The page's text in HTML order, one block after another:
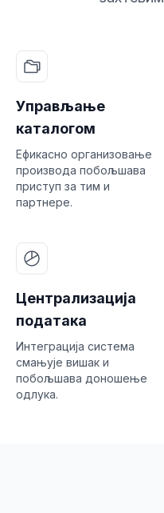
Управљање
каталогом
Ефикасно организовање
производа побољшава
приступ за тим и
партнере.
Централизација
података
Интеграција система
смањује вишак и
побољшава доношење
одлука.